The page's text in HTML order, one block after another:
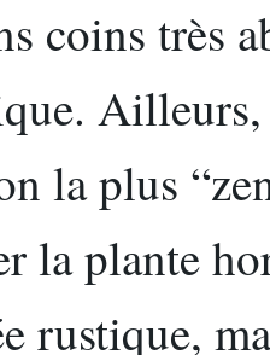
coins très
la plus
la plante
rustique,